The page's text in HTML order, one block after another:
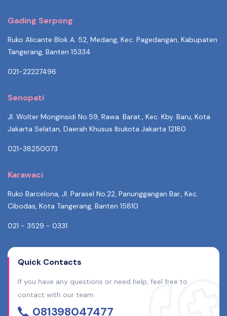
Gading Serpong
Ruko Alicante Blok A. 52, Medang, Kec. Pagedangan, Kabupaten
Tangerang, Banten 15334
021-22227496
Senopati
Jl. Wolter Monginsidi No.59, Rawa. Barat., Kec. Kby. Baru, Kota
Jakarta Selatan, Daerah Khusus Ibukota Jakarta 12180
021-38250073
Karawaci
Ruko Barcelona, Jl. Parasel No.22, Panunggangan Bar., Kec.
Cibodas, Kota Tangerang, Banten 15810
021 - 3529 - 0331
Quick Contacts
If you have any questions or need help, feel free to
contact with our team.
081398047477